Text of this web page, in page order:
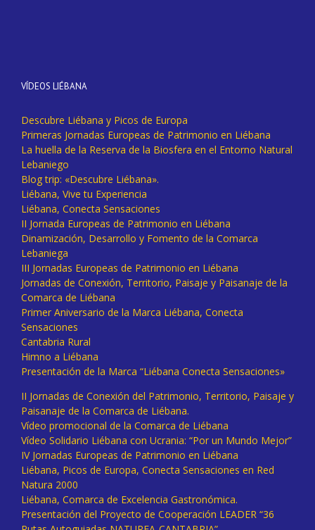
VÍDEOS LIÉBANA
Descubre Liébana y Picos de Europa
Primeras Jornadas Europeas de Patrimonio en Liébana
La huella de la Reserva de la Biosfera en el Entorno Natural
Lebaniego
Blog trip: «Descubre Liébana».
Liébana, Vive tu Experiencia
Liébana, Conecta Sensaciones
II Jornada Europeas de Patrimonio en Liébana
Dinamización, Desarrollo y Fomento de la Comarca
Lebaniega
III Jornadas Europeas de Patrimonio en Liébana
Jornadas de Conexión, Territorio, Paisaje y Paisanaje de la
Comarca de Liébana
Primer Aniversario de la Marca Liébana, Conecta
Sensaciones
Cantabria Rural
Himno a Liébana
Presentación de la Marca “Liébana Conecta Sensaciones»
II Jornadas de Conexión del Patrimonio, Territorio, Paisaje y
Paisanaje de la Comarca de Liébana.
Vídeo promocional de la Comarca de Liébana
Vídeo Solidario Liébana con Ucrania: “Por un Mundo Mejor”
IV Jornadas Europeas de Patrimonio en Liébana
Liébana, Picos de Europa, Conecta Sensaciones en Red
Natura 2000
Liébana, Comarca de Excelencia Gastronómica.
Presentación del Proyecto de Cooperación LEADER “36